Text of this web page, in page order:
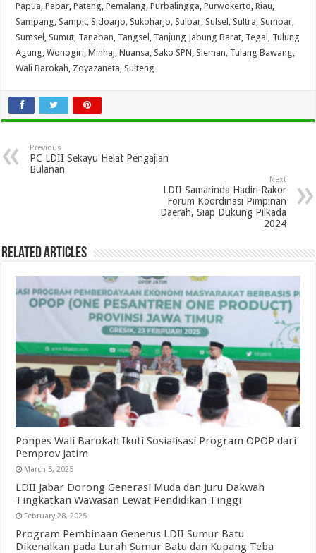
Papua,Pabar,Pateng,Pemalang,Purbalingga,Purwokerto,Riau,
Sampang,Sampit,Sidoarjo,Sukoharjo,Sulbar,Sulsel ,Sultra,Sumbar,
Sumsel ,Sumut, Tanaban, Tangsel , Tanjung Jabung Barat, Tegal , Tulung
Agung,Wonogiri,Minhaj,Nuansa,Sako SPN,Sleman, Tulang Bawang,
Wali Barokah, Zoyazaneta,Sulteng
Previous
PC LDII Sekayu Helat Pengajian
Bulanan
Next
LDII Samarinda Hadiri Rakor
Forum Koordinasi Pimpinan
Daerah, Siap Dukung Pilkada
2024
Related Articles
Ponpes Wali Barokah Ikuti Sosialisasi Program OPOP dari
Pemprov Jatim
March 5, 2025
LDII Jabar Dorong Generasi Muda dan Juru Dakwah
Tingkatkan Wawasan Lewat Pendidikan Tinggi
February 28, 2025
Program Pembinaan Generus LDII Sumur Batu
Dikenalkan pada Lurah Sumur Batu dan Kupang Teba